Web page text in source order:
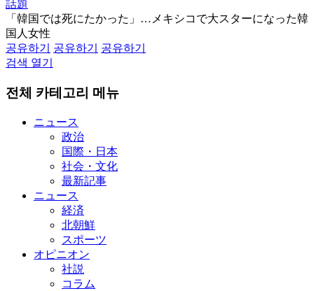
話題
「韓国では死にたかった」…メキシコで大スターになった韓
国人女性
공유하기
공유하기
공유하기
검색 열기
전체 카테고리 메뉴
ニュース
政治
国際・日本
社会・文化
最新記事
ニュース
経済
北朝鮮
スポーツ
オピニオン
社説
コラム